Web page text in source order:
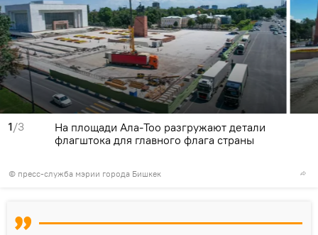
1/3
© пресс-служба мэрии города Бишкек
На площади Ала-Тоо разгружают детали
флагштока для главного флага страны